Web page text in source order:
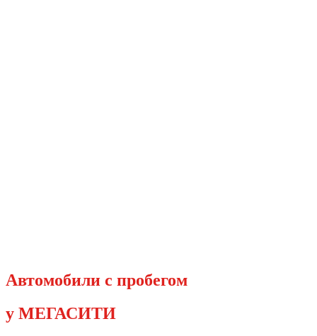
Автомобили с пробегом
у МЕГАСИТИ